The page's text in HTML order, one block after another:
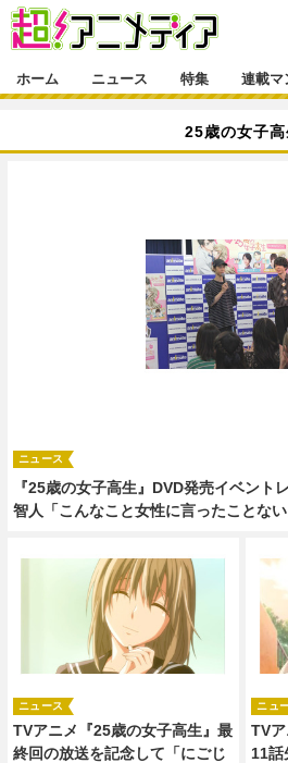
インタビュー
ラキりす
連載マンガ一覧
番組・動画一覧
連載・ブログ一覧
ホーム ニュース 特集 連載マ
25歳の女子高
『25歳の女子高生』DVD発売イベント
智人「こんなこと女性に言ったことな
ニュース
TVアニメ『25歳の女子高生』最
終回の放送を記念して「にごじ
ニュース
TV
11話
ニュ